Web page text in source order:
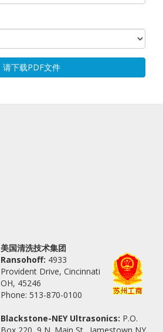
请下载PDF文件
美国清洗技术集团
Ransohoff: 4933
Provident Drive, Cincinnati
OH, 45246
Phone: 513-870-0100
Blackstone-NEY Ultrasonics: P.O.